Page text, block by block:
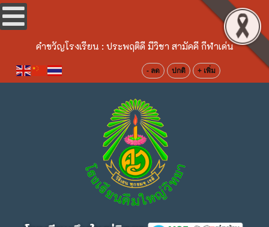
คำขวัญโรงเรียน : ประพฤติดี มีวิชา สามัคคี กีฬาเด่น
- ลด ปกติ + เพิ่ม